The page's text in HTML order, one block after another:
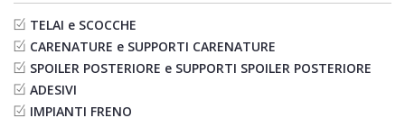
TELAI e SCOCCHE
CARENATURE e SUPPORTI CARENATURE
SPOILER POSTERIORE e SUPPORTI SPOILER POSTERIORE
ADESIVI
IMPIANTI FRENO